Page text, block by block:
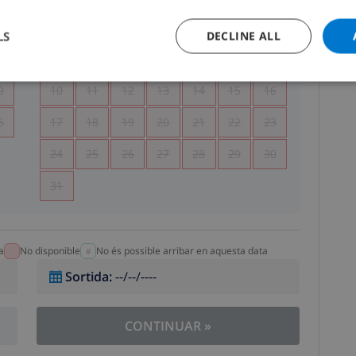
7 8 9
10 11 12 13 14 15 16
17 18 19 20 21 22 23
24 25 26 27 28 29 30
31
No disponible No és possible arribar en aquesta data
Sortida:--/--/----
CONTINUAR »
DECLINE ALL